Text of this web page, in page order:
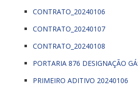
CONTRATO_20240106
CONTRATO_20240107
CONTRATO_20240108
PORTARIA 876 DESIGNAÇÃO
PRIMEIRO ADITIVO 20240106